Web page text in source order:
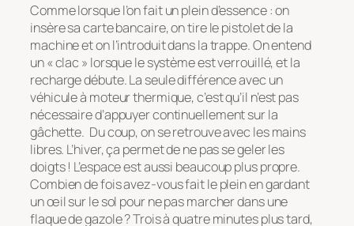
Comme lorsque l’on fait un plein d’essence : on
insère sa carte bancaire, on tire le pistolet de la
machine et on l’introduit dans la trappe. On entend
un « clac » lorsque le système est verrouillé, et la
recharge débute. La seule différence avec un
véhicule à moteur thermique, c’est qu’il n’est pas
nécessaire d’appuyer continuellement sur la
gâchette. Du coup, on se retrouve avec les mains
libres. L’hiver, ça permet de ne pas se geler les
doigts ! L’espace est aussi beaucoup plus propre.
Combien de fois avez-vous fait le plein en gardant
un œil sur le sol pour ne pas marcher dans une
flaque de gazole ? Trois à quatre minutes plus tard,